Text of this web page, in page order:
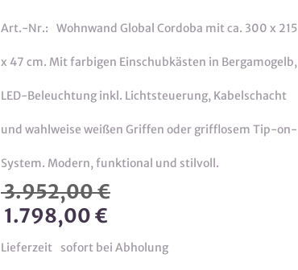
Art.-Nr.: Wohnwand Global Cordoba mit ca. 300 x 215
x 47 cm. Mit farbigen Einschubkästen in Bergamogelb,
LED-Beleuchtung inkl. Lichtsteuerung, Kabelschacht
und wahlweise weißen Griffen oder grifflosem Tip-on-
System. Modern, funktional und stilvoll.
3.952,00 €
1.798,00 €
Lieferzeit sofort bei Abholung